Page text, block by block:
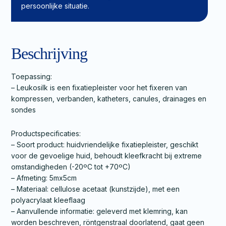
persoonlijke situatie.
Beschrijving
Toepassing:
– Leukosilk is een fixatiepleister voor het fixeren van
kompressen, verbanden, katheters, canules, drainages en
sondes
Productspecificaties:
– Soort product: huidvriendelijke fixatiepleister, geschikt
voor de gevoelige huid, behoudt kleefkracht bij extreme
omstandigheden (-20ºC tot +70ºC)
– Afmeting: 5mx5cm
– Materiaal: cellulose acetaat (kunstzijde), met een
polyacrylaat kleeflaag
– Aanvullende informatie: geleverd met klemring, kan
worden beschreven, röntgenstraal doorlatend, gaat geen